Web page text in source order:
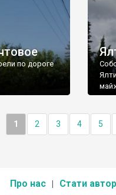
по дороге
1 2 3 4 5
Про нас Стати